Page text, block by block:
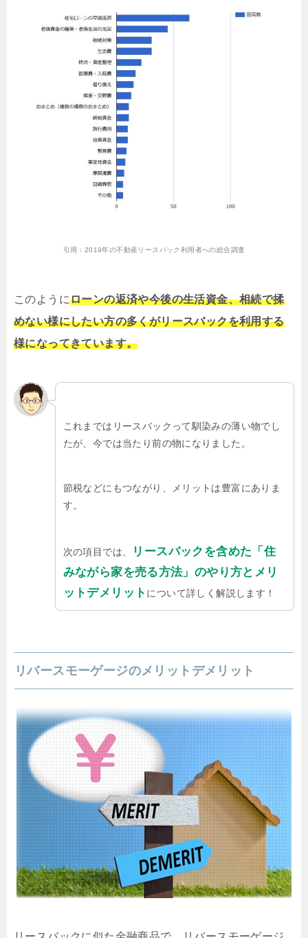
引用： 2019年の不動産リースバック利用者への総合調査
このようにローンの返済や今後の生活資金、相続で揉
めない様にしたい方の多くがリースバックを利用する
様になってきています。
これまではリースバックって馴染みの薄い物でし
たが、今では当たり前の物になりました。
節税などにもつながり、メリットは豊富にありま
す。
次の項目では、
リースバックを含めた「住
みながら家を売る方法」のやり方とメリ
ットデメリット について詳しく解説します！
リバースモーゲージのメリットデメリット